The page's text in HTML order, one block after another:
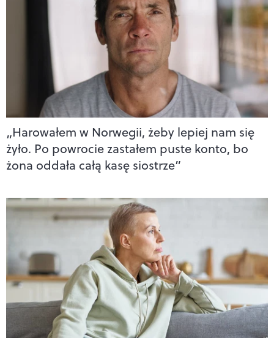
„Harowałem w Norwegii, żeby lepiej nam się
żyło. Po powrocie zastałem puste konto, bo
żona oddała całą kasę siostrze”